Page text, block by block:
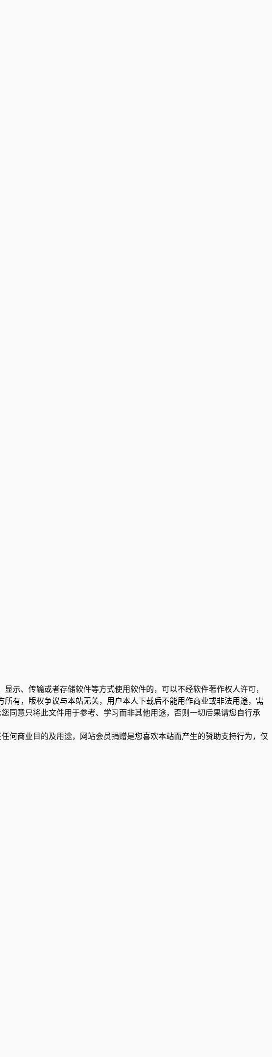
示、传输或者存储软件等方式使用软件的，可以不经软件著作权人许可，
有，版权争议与本站无关，用户本人下载后不能用作商业或非法用途，需
同意只将此文件用于参考、学习而非其他用途，否则一切后果请您自行承
何商业目的及用途，网站会员捐赠是您喜欢本站而产生的赞助支持行为，仅